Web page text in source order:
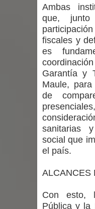
un
Miles
Talca
Ambas
que,
fiscales y
es
Garantía y
Maule,
de
sanitarias
social que
el país.
ALCANCES
Con esto,
Pública y la